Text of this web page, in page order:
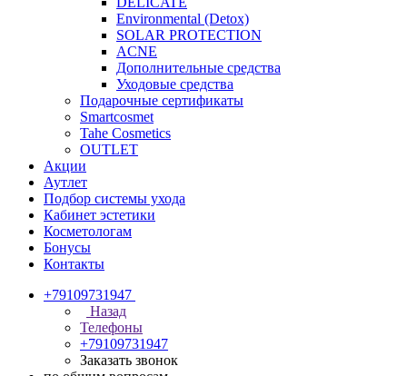
Environmental (Detox)
SOLAR PROTECTION
АCNE
Дополнительные средства
Уходовые средства
Подарочные сертификаты
Smartcosmet
Tahe Cosmetics
OUTLET
Акции
Аутлет
Подбор системы ухода
Кабинет эстетики
Косметологам
Бонусы
Контакты
+79109731947
Назад
Телефоны
+79109731947
Заказать звонок